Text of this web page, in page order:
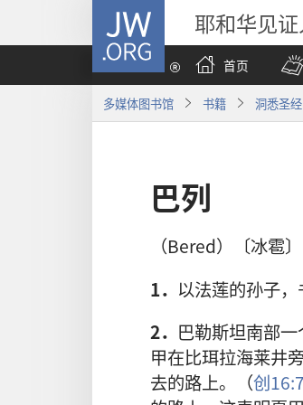
JW.ORG 耶和华见证
首页
多媒体图书馆 书籍 洞悉圣经
巴列
（Bered）〔冰雹〕
1． 以法莲的孙子
2． 巴勒斯坦南部
甲在比珥拉海莱井
去的路上。（创